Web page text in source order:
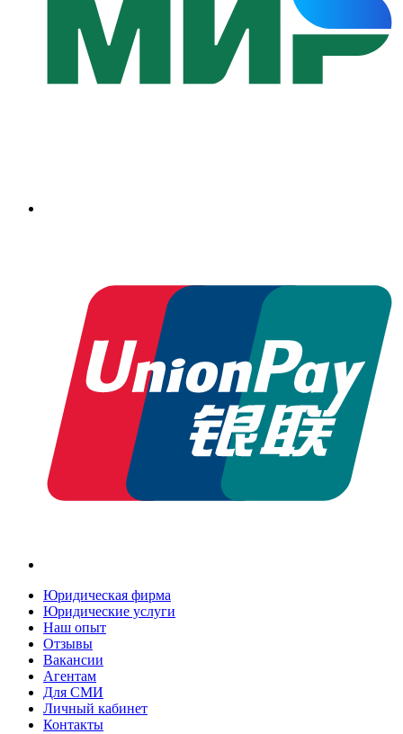
Юридическая фирма
Юридические услуги
Наш опыт
Отзывы
Вакансии
Агентам
Для СМИ
Личный кабинет
Контакты